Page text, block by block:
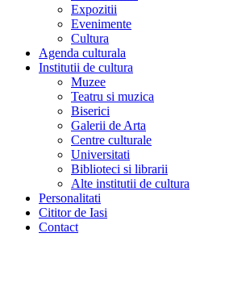
Expozitii
Evenimente
Cultura
Agenda culturala
Institutii de cultura
Muzee
Teatru si muzica
Biserici
Galerii de Arta
Centre culturale
Universitati
Biblioteci si librarii
Alte institutii de cultura
Personalitati
Cititor de Iasi
Contact